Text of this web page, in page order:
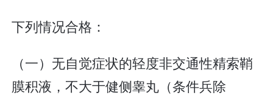
下列情况合格：
（一）无自觉症状的轻度非交通性精索鞘
膜积液，不大于健侧睾丸（条件兵除